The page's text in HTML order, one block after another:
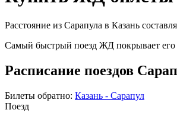
Расстояние из Сарапула в Казань
Самый быстрый поезд ЖД покрывает его
Расписание поездов
Билеты обратно: Казань - Сарапул
Поезд